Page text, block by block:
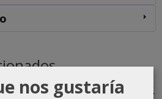
nos gustaría